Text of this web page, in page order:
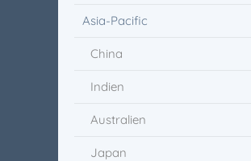
Asia-Pacific
China
Indien
Australien
Japan